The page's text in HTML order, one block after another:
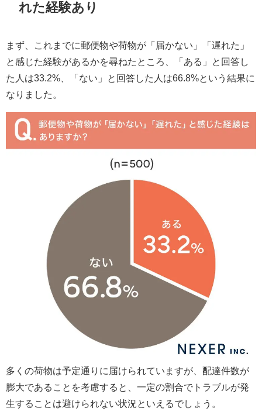
れた経験あり
まず、これまでに郵便物や荷物が「届かない」「遅れた」
と感じた経験があるかを尋ねたところ、「ある」と回答し
た人は33.2%、「ない」と回答した人は66.8%という結果に
なりました。
多くの荷物は予定通りに届けられていますが、配達件数が
膨大であることを考慮すると、一定の割合でトラブルが発
生することは避けられない状況といえるでしょう。